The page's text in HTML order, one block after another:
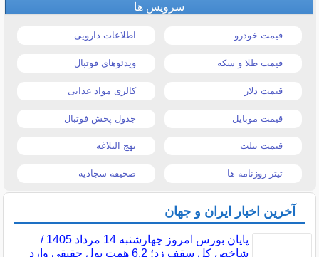
سرویس ها
قیمت خودرو اطلاعات دارویی
قیمت طلا و سکه ویدئوهای فوتبال
قیمت دلار کالری مواد غذایی
قیمت موبایل جدول پخش فوتبال
قیمت تبلت نهج البلاغه
تیتر روزنامه ها صحیفه سجادیه
آخرین اخبار ایران و جهان
پایان بورس امروز چهارشنبه 14 مرداد 1405 /
شاخص کل سقف زد؛ 6.2 همت پول حقیقی وارد